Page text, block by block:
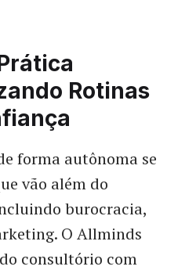
Rotinas
forma autônoma se
vão além do
burocracia,
O Allminds
consultório com